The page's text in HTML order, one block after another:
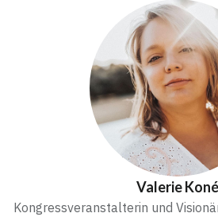
Valerie Koné
Kongressveranstalterin und